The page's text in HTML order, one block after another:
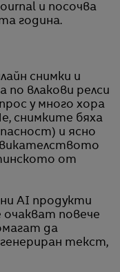
и посочва
година.
снимки и
по влакови релси
у много хора
снимките бяха
и ясно
от
AI продукти
повече
да
текст,